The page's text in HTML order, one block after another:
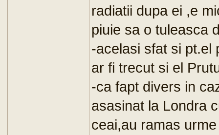
radiatii dupa ei ,e
piuie sa o tuleasca
-acelasi sfat si pt.el
ar fi trecut si el
-ca fapt divers in
asasinat la Londra
ceai,au ramas